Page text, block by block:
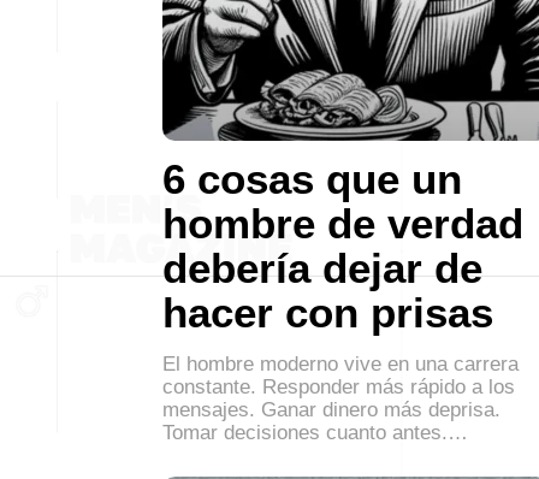
6 cosas que un
hombre de verdad
debería dejar de
hacer con prisas
El hombre moderno vive en una carrera
constante. Responder más rápido a los
mensajes. Ganar dinero más deprisa.
Tomar decisiones cuanto antes.…